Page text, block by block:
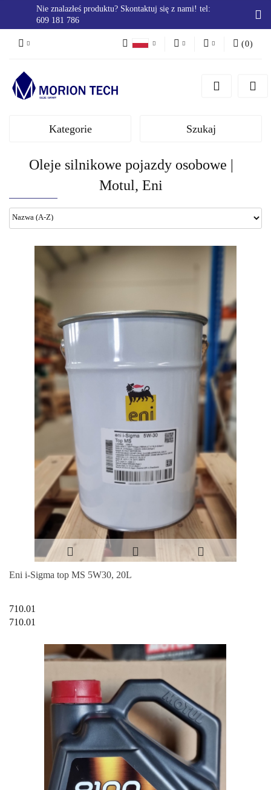
Nie znalazłeś produktu? Skontaktuj się z nami! tel:
609 181 786
English
Zgody cookies
(0)
Kategorie Szukaj
Oleje silnikowe pojazdy osobowe |
Motul, Eni
Eni i-Sigma top MS 5W30, 20L
710.01
710.01